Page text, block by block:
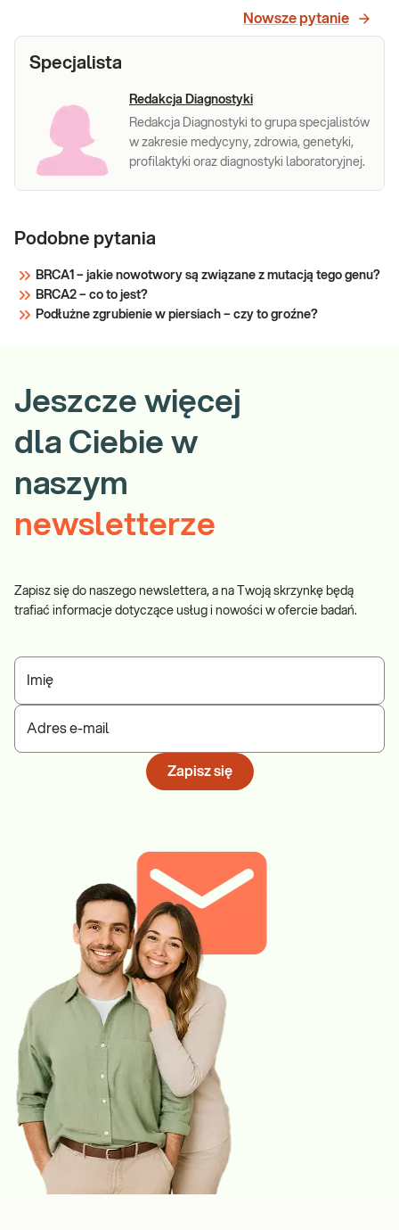
Nowsze pytanie
Specjalista
Redakcja Diagnostyki
Redakcja Diagnostyki to grupa specjalistów
w zakresie medycyny, zdrowia, genetyki,
profilaktyki oraz diagnostyki laboratoryjnej.
Podobne pytania
BRCA1 – jakie nowotwory są związane z mutacją tego genu?
BRCA2 – co to jest?
Podłużne zgrubienie w piersiach – czy to groźne?
Jeszcze więcej
dla Ciebie w
naszym
newsletterze
Zapisz się do naszego newslettera, a na Twoją skrzynkę będą
trafiać informacje dotyczące usług i nowości w ofercie badań.
Imię
Adres e-mail
Zapisz się